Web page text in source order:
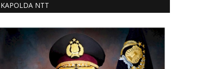
KAPOLDA NTT